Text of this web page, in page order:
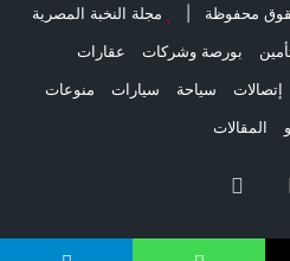
مجلة النخبة المصرية
بورصة وشركات
عقارات
إتصالات سياحة سيارات
منوعات
المقالات
فيسبوك
الموقع